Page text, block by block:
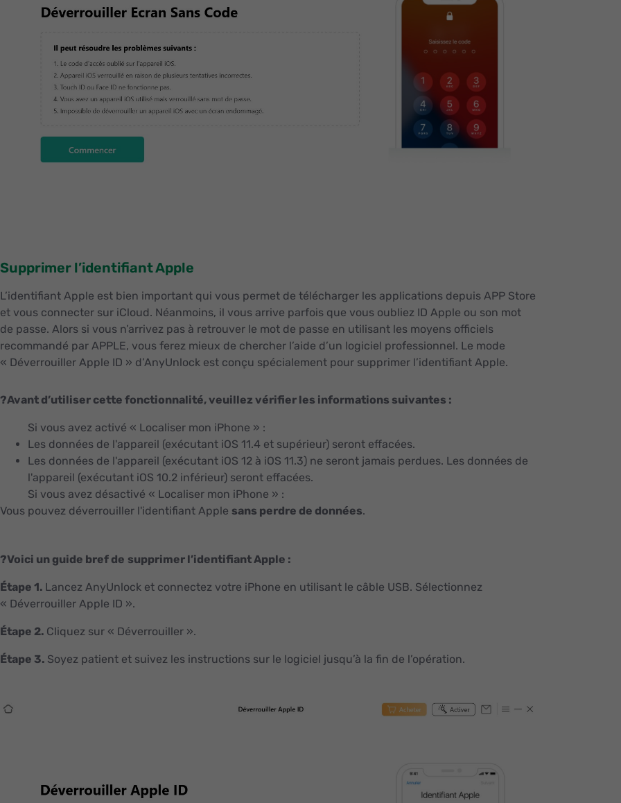
Supprimer l’identifiant Apple
L’identifiant Apple est bien important qui vous permet de télécharger les applications depuis APP Store
et vous connecter sur iCloud. Néanmoins, il vous arrive parfois que vous oubliez ID Apple ou son mot
de passe. Alors si vous n’arrivez pas à retrouver le mot de passe en utilisant les moyens officiels
recommandé par APPLE, vous ferez mieux de chercher l’aide d’un logiciel professionnel. Le mode
« Déverrouiller Apple ID » d’AnyUnlock est conçu spécialement pour supprimer l’identifiant Apple.
?Avant d’utiliser cette fonctionnalité, veuillez vérifier les informations suivantes :
Si vous avez activé « Localiser mon iPhone » :
Les données de l'appareil (exécutant iOS 11.4 et supérieur) seront effacées.
Les données de l'appareil (exécutant iOS 12 à iOS 11.3) ne seront jamais perdues. Les données de
l'appareil (exécutant iOS 10.2 inférieur) seront effacées.
Si vous avez désactivé « Localiser mon iPhone » :
Vous pouvez déverrouiller l'identifiant Apple sans perdre de données.
?Voici un guide bref de supprimer l’identifiant Apple :
Étape 1. Lancez AnyUnlock et connectez votre iPhone en utilisant le câble USB. Sélectionnez
« Déverrouiller Apple ID ».
Étape 2. Cliquez sur « Déverrouiller ».
Étape 3. Soyez patient et suivez les instructions sur le logiciel jusqu’à la fin de l’opération.